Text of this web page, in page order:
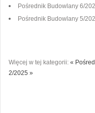
Pośrednik Budowlany 6/
Pośrednik Budowlany 5/
Więcej w tej kategorii: «
2/2025 »